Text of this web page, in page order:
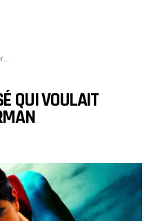
QUI VOULAIT